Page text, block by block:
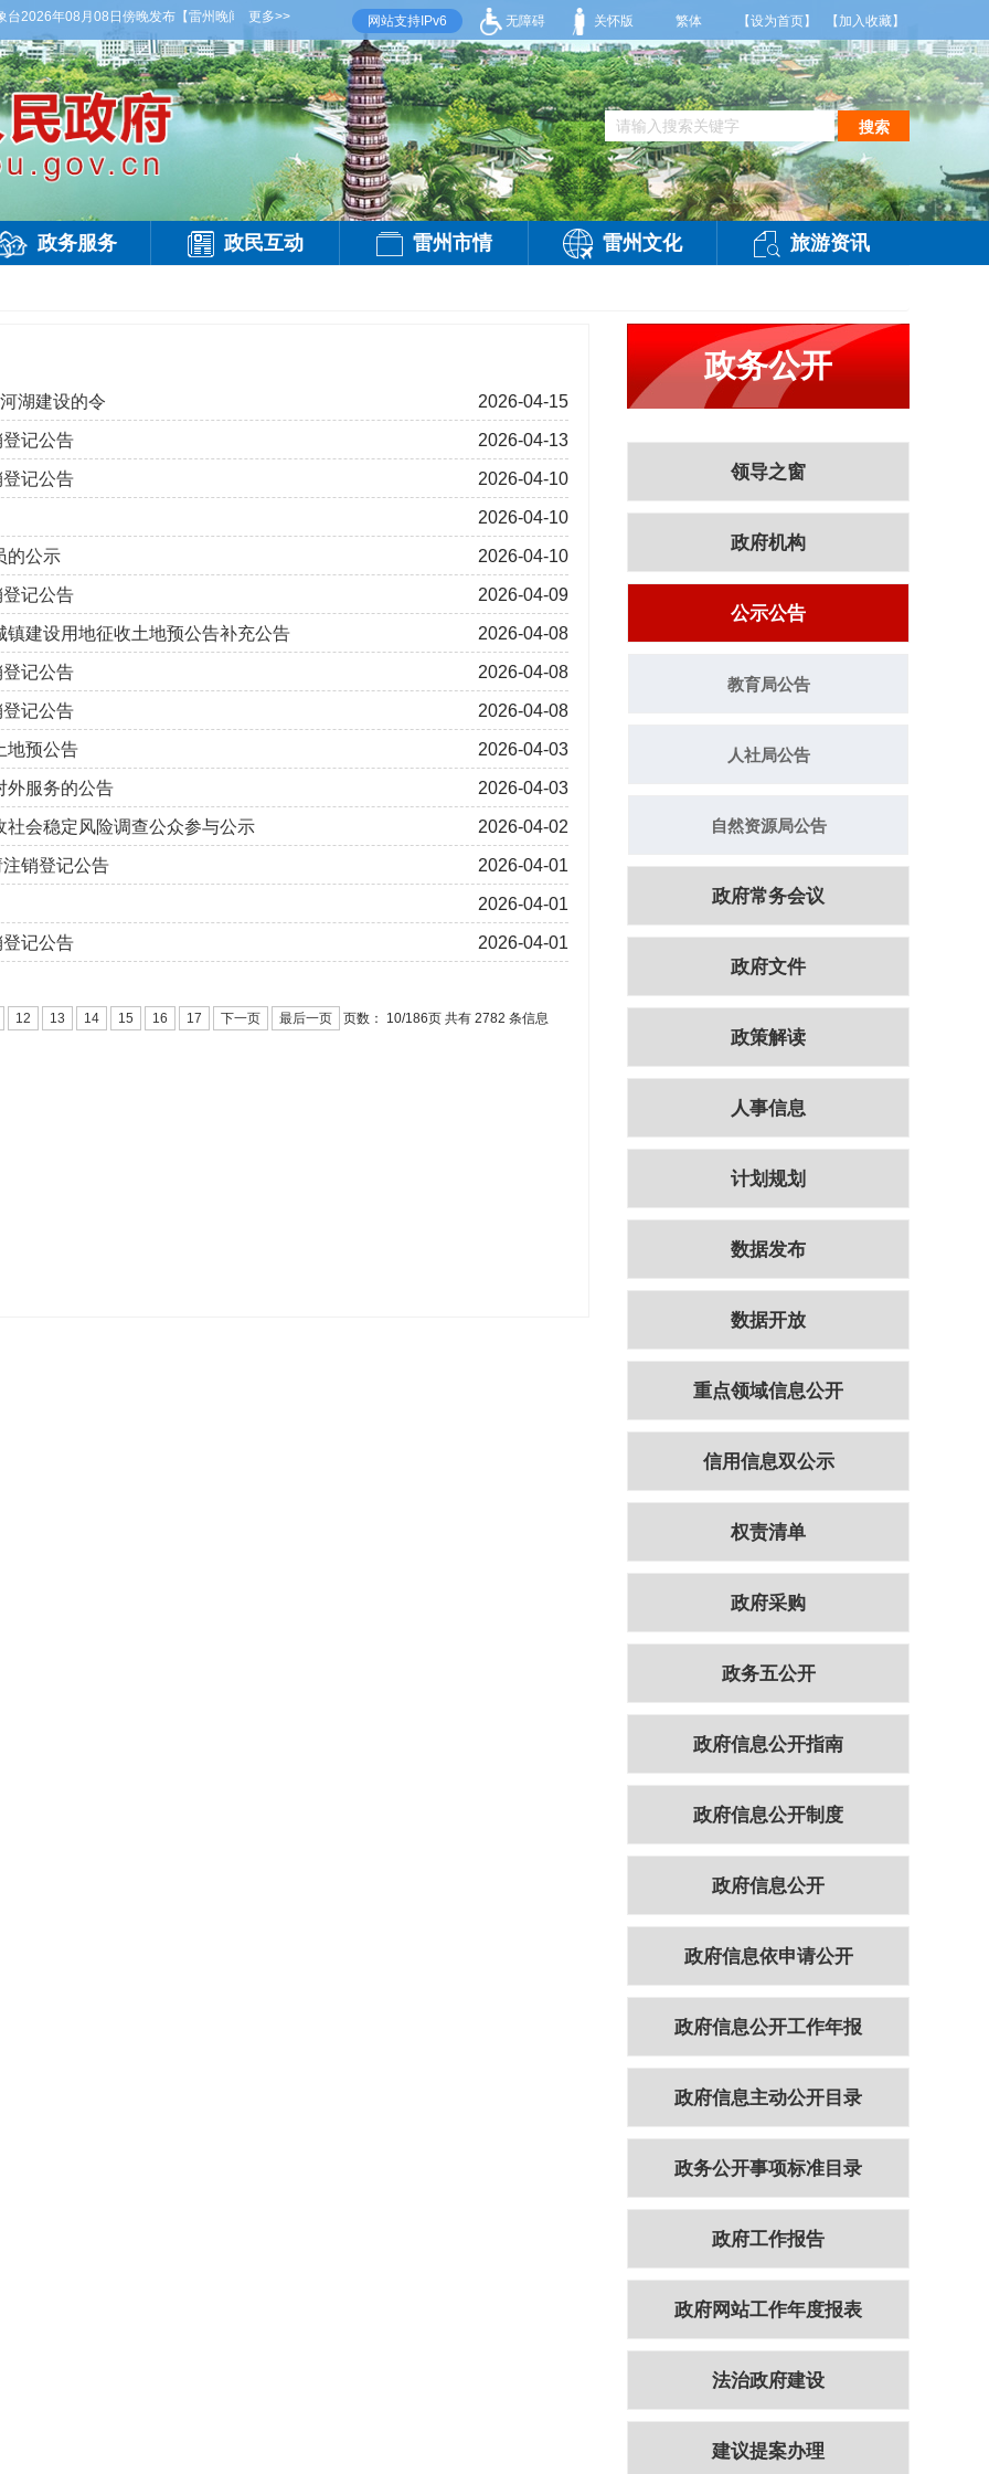
2026年08月08日傍晚发布【雷州晚间天气】今晚到明天白天，多云，局部有雷阵雨，偏西风2到3级，气温26到35度，相对湿度70%到95%。雷州市气象台2026年08
更多>> 网站支持IPv6 无障碍 关怀版 繁体 【设为首页】 【加入收藏】
搜索
政务服务 政民互动 雷州市情 雷州文化 旅游资讯
2026-04-15
湖建设的令
2026-04-13
记公告
2026-04-10
记公告
2026-04-10
2026-04-10
的公示
2026-04-09
记公告
2026-04-08
建设用地征收土地预公告补充公告
2026-04-08
记公告
2026-04-08
记公告
2026-04-03
地预公告
2026-04-03
外服务的公告
2026-04-02
会稳定风险调查公众参与公示
2026-04-01
销登记公告
2026-04-01
2026-04-01
记公告
12 13 14 15 16 17 下一页 最后一页 页数： 10/186页 共有 2782 条信息
政务公开
领导之窗
政府机构
公示公告
教育局公告
人社局公告
自然资源局公告
政府常务会议
政府文件
政策解读
人事信息
计划规划
数据发布
数据开放
重点领域信息公开
信用信息双公示
权责清单
政府采购
政务五公开
政府信息公开指南
政府信息公开制度
政府信息公开
政府信息依申请公开
政府信息公开工作年报
政府信息主动公开目录
政务公开事项标准目录
政府工作报告
政府网站工作年度报表
法治政府建设
建议提案办理